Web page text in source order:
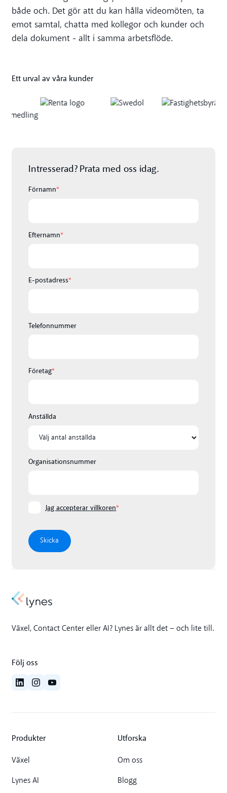
både och. Det gör att du kan hålla videomöten, ta
emot samtal, chatta med kollegor och kunder och
dela dokument - allt i samma arbetsflöde.
Ett urval av våra kunder
Intresserad? Prata med oss idag.
Förnamn*
Efternamn*
E-postadress*
Telefonnummer
Företag*
Anställda
Organisationsnummer
Jag accepterar villkoren*
Växel, Contact Center eller AI? Lynes är allt det – och lite till.
Följ oss
Produkter
Växel
Lynes AI
Utforska
Om oss
Blogg